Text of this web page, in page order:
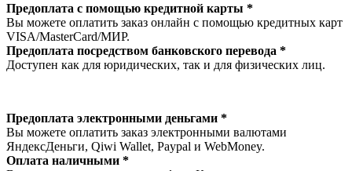
Предоплата с помощью кредитной карты *
Вы можете оплатить заказ онлайн с помощью кредитных карт
VISA/MasterСard/МИР.
Предоплата посредством банковского перевода *
Доступен как для юридических, так и для физических лиц.
Предоплата электронными деньгами *
Вы можете оплатить заказ электронными валютами
ЯндексДеньги, Qiwi Wallet, Paypal и WebMoney.
Оплата наличными *